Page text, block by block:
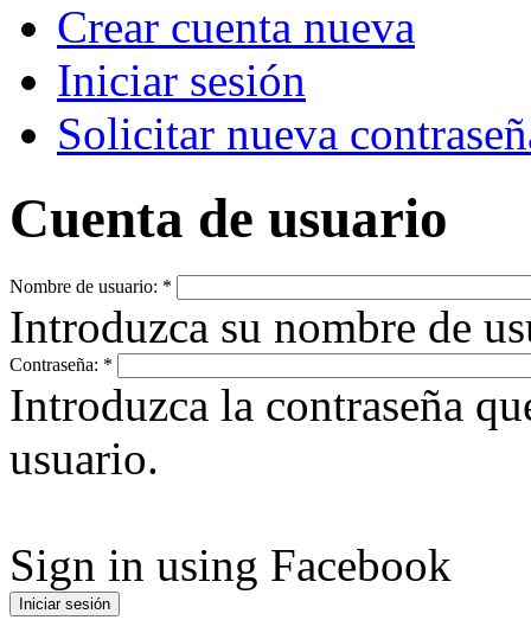
Crear cuenta nueva
Iniciar sesión
Solicitar nueva
Cuenta de usuario
Nombre de usuario: *
Introduzca su nombre de
Contraseña: *
Introduzca la contraseña
usuario.
Sign in using Facebook